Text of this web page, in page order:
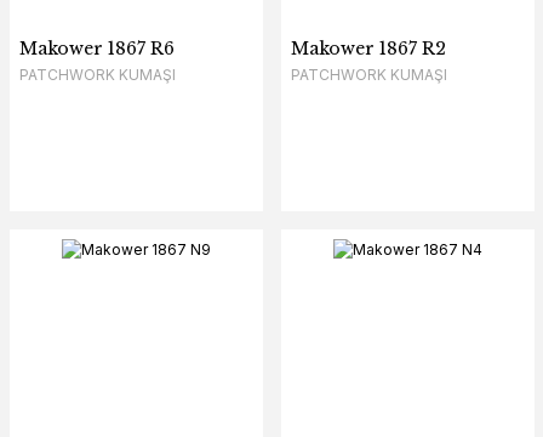
Makower 1867 R6
PATCHWORK KUMAŞI
Makower 1867 R2
PATCHWORK KUMAŞI